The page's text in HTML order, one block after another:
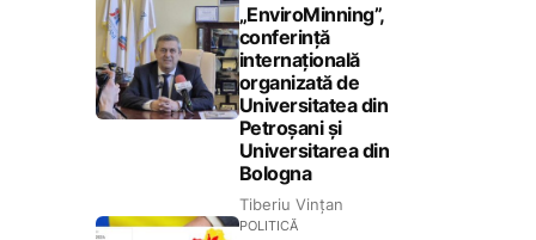
„EnviroMinning”,
conferință
internațională
organizată de
Universitatea din
Petroșani și
Universitarea din
Bologna
Tiberiu Vințan
POLITICĂ